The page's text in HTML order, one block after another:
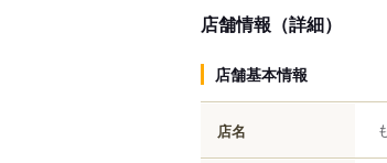
店舗情報（詳細）
店舗基本情報
店名